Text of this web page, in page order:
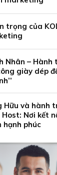
trọng của
Nhân –
giày dép
Hữu và hành
Nơi kết
hạnh phúc